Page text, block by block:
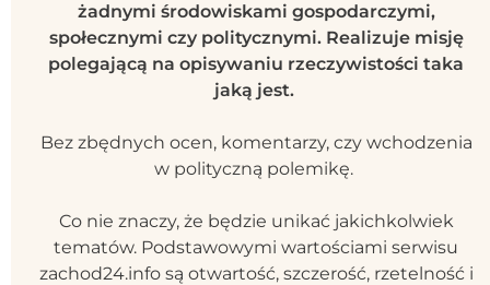
żadnymi środowiskami gospodarczymi,
społecznymi czy politycznymi. Realizuje misję
polegającą na opisywaniu rzeczywistości taka
jaką jest.
Bez zbędnych ocen, komentarzy, czy wchodzenia
w polityczną polemikę.
Co nie znaczy, że będzie unikać jakichkolwiek
tematów. Podstawowymi wartościami serwisu
zachod24.info są otwartość, szczerość, rzetelność i